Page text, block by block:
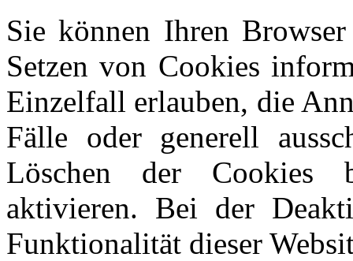
Sie können Ihren
Setzen von Cookies
Einzelfall erlauben, die
Fälle oder generell
Löschen der Cookies
aktivieren. Bei der
Funktionalität dieser